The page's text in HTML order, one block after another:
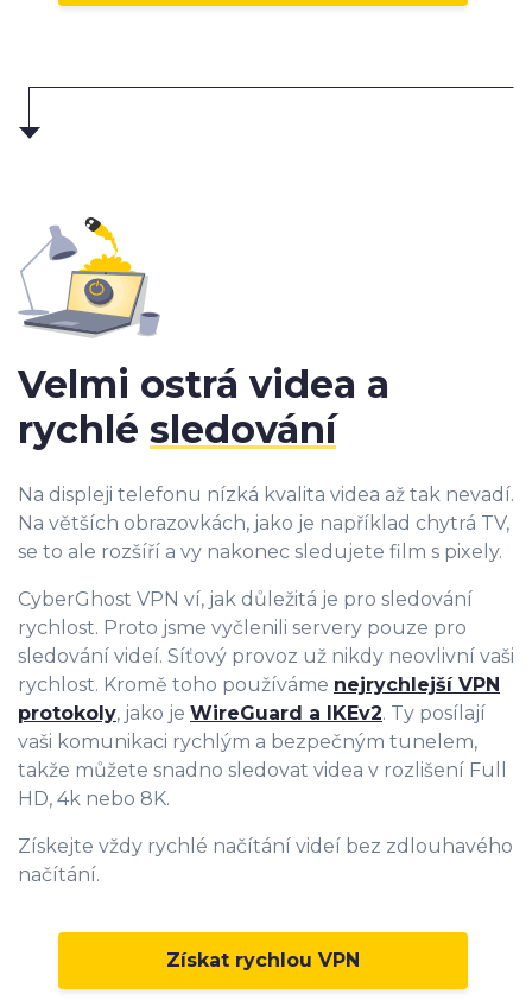
Velmi ostrá videa a
rychlé sledování
Na displeji telefonu nízká kvalita videa až tak nevadí.
Na větších obrazovkách, jako je například chytrá TV,
se to ale rozšíří a vy nakonec sledujete film s pixely.
CyberGhost VPN ví, jak důležitá je pro sledování
rychlost. Proto jsme vyčlenili servery pouze pro
sledování videí. Síťový provoz už nikdy neovlivní vaši
rychlost. Kromě toho používáme nejrychlejší VPN
protokoly, jako je WireGuard a IKEv2. Ty posílají
vaši komunikaci rychlým a bezpečným tunelem,
takže můžete snadno sledovat videa v rozlišení Full
HD, 4k nebo 8K.
Získejte vždy rychlé načítání videí bez zdlouhavého
načítání.
Získat rychlou VPN